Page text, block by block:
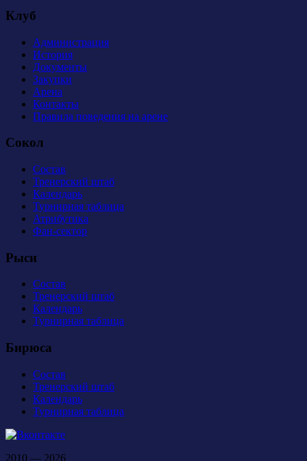
Клуб
Администрация
История
Документы
Закупки
Арена
Контакты
Правила поведения на арене
Сокол
Состав
Тренерский штаб
Календарь
Турнирная таблица
Атрибутика
Фан-сектор
Рыси
Состав
Тренерский штаб
Календарь
Турнирная таблица
Бирюса
Состав
Тренерский штаб
Календарь
Турнирная таблица
2010 — 2026